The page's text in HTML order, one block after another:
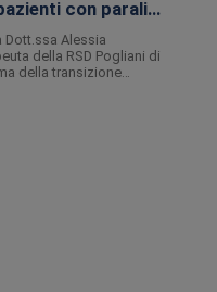
con paralisi
Alessia
della RSD Pogliani di
della transizione